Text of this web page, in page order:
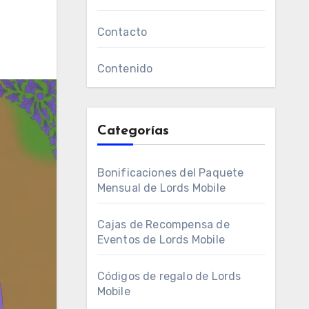
Contacto
Contenido
Categorías
Bonificaciones del Paquete
Mensual de Lords Mobile
Cajas de Recompensa de
Eventos de Lords Mobile
Códigos de regalo de Lords
Mobile